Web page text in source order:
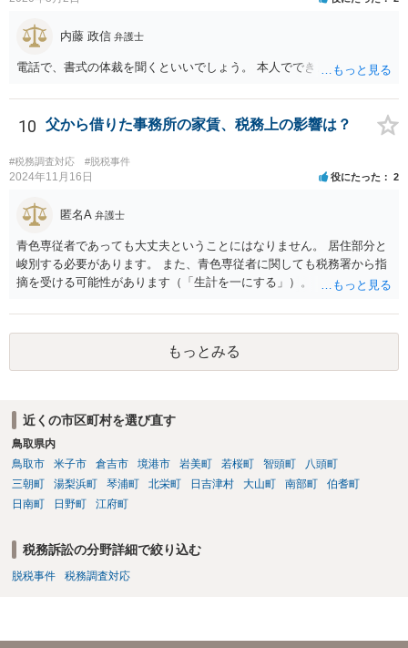
内藤 政信 弁護士
電話で、書式の体裁を聞くといいでしょう。 本人でできますね。
10 父から借りた事務所の家賃、税務上の影響は？
#税務調査対応 #脱税事件
2024年11月16日 役にたった 2
匿名A 弁護士
青色専従者であっても大丈夫ということにはなりません。 居住部分と
峻別する必要があります。 また、青色専従者に関しても税務署から指
摘を受ける可能性があります（「生計を一にする」）。
もっとみる
近くの市区町村を選び直す
鳥取県内
鳥取市
米子市 倉吉市 境港市 岩美町 若桜町 智頭町
八頭町
三朝町
湯梨浜町 琴浦町 北栄町 日吉津村 大山町 南部町
伯耆町
日南町
日野町 江府町
税務訴訟の分野詳細で絞り込む
脱税事件 税務調査対応